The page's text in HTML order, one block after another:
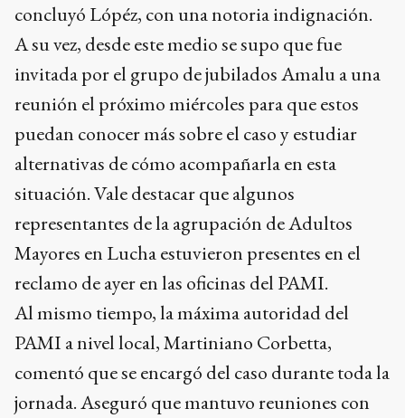
concluyó Lópéz, con una notoria indignación.
A su vez, desde este medio se supo que fue
invitada por el grupo de jubilados Amalu a una
reunión el próximo miércoles para que estos
puedan conocer más sobre el caso y estudiar
alternativas de cómo acompañarla en esta
situación. Vale destacar que algunos
representantes de la agrupación de Adultos
Mayores en Lucha estuvieron presentes en el
reclamo de ayer en las oficinas del PAMI.
Al mismo tiempo, la máxima autoridad del
PAMI a nivel local, Martiniano Corbetta,
comentó que se encargó del caso durante toda la
jornada. Aseguró que mantuvo reuniones con